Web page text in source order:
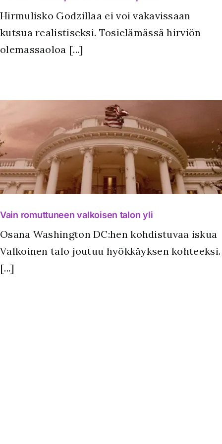
Hirmulisko Godzillaa ei voi vakavissaan
kutsua realistiseksi. Tosielämässä hirviön
olemassaoloa [...]
Vain romuttuneen valkoisen talon yli
Osana Washington DC:hen kohdistuvaa iskua
Valkoinen talo joutuu hyökkäyksen kohteeksi.
[...]